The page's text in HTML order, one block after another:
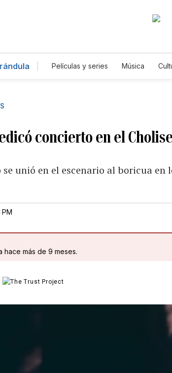
Películas y series Música
concierto en el
unió en el escenario al boricua en
hace más de 9 meses.